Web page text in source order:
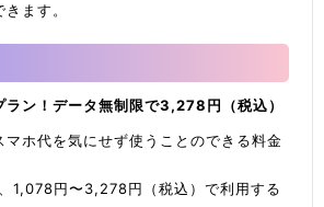
ます。
ラン！データ無制限で3,278円（税込）
マホ代を気にせず使うことのできる料金
1,078円〜3,278円（税込）で利用する